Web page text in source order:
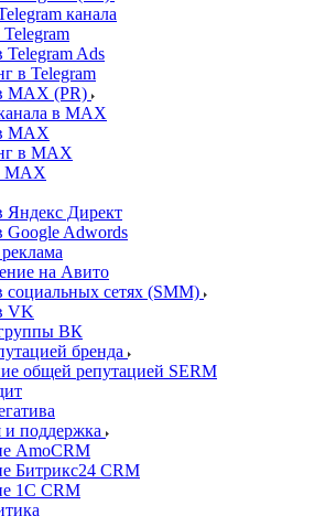
канала
Telegram Ads
в Telegram
MAX (PR)
в MAX
MAX
в MAX
MAX
Яндекс Директ
Google Adwords
на Авито
сетях (SMM)
VK
ВК
бренда
общей репутацией SERM
и поддержка
AmoCRM
Битрикс24 CRM
1C CRM